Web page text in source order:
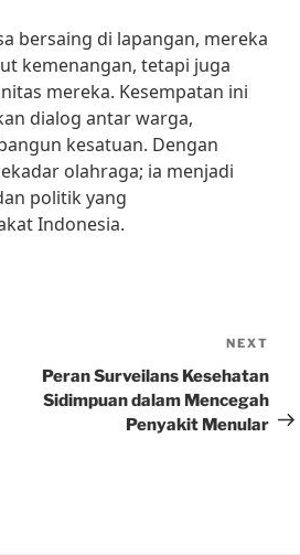
bersaing di lapangan, mereka
kemenangan, tetapi juga
mereka. Kesempatan ini
dialog antar warga,
kesatuan. Dengan
olahraga; ia menjadi
politik yang
Indonesia.
Post
NEXT
Peran Surveilans Kesehatan
Sidimpuan dalam Mencegah
Penyakit Menular